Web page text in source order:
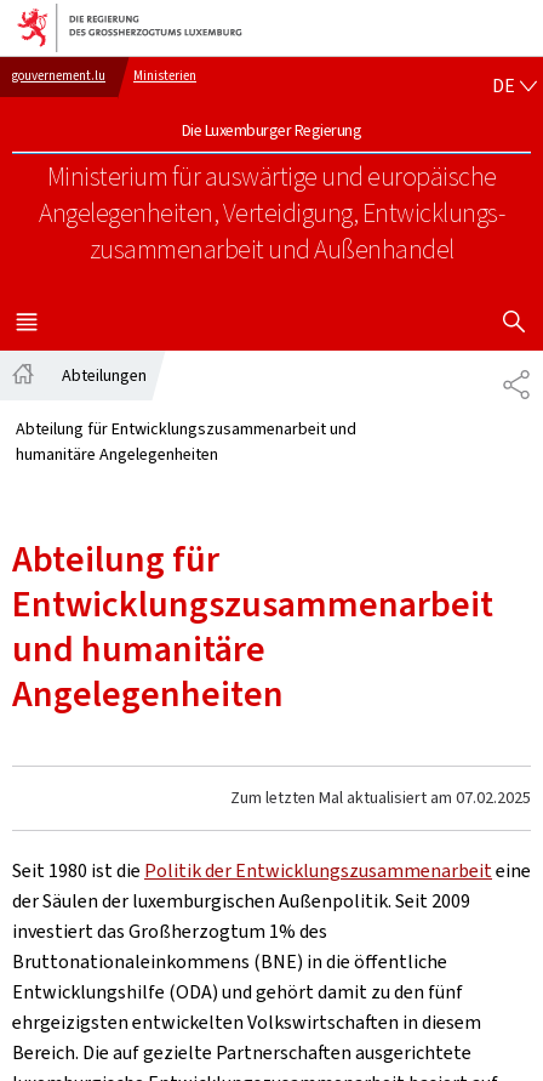
Zur Hauptnavigation
Zum Inhalt
gouvernement.lu Ministerien
Die Luxemburger Regierung
Ministerium für auswärtige und europäische
Angelegenheiten, Verteidigung, Entwicklungs-
zusammenarbeit und Außenhandel
DE
MENÜ
HAUPT-
Abteilungen
Abteilung für Entwicklungszusammenarbeit und
humanitäre Angelegenheiten
Abteilung für
Entwicklungszusammenarbeit
und humanitäre
Angelegenheiten
Zum letzten Mal aktualisiert am 07.02.2025
Seit 1980 ist die Politik der Entwicklungszusammenarbeiteine
der Säulen der luxemburgischen Außenpolitik. Seit 2009
investiert das Großherzogtum 1% des
Bruttonationaleinkommens (BNE) in die öffentliche
Entwicklungshilfe (ODA) und gehört damit zu den fünf
ehrgeizigsten entwickelten Volkswirtschaften in diesem
Bereich. Die auf gezielte Partnerschaften ausgerichtete